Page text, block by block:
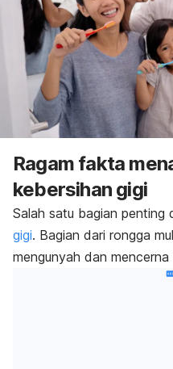
Ragam fakta
kebersihan gigi
Salah satu bagian penting
gigi. Bagian dari rongga
mengunyah dan